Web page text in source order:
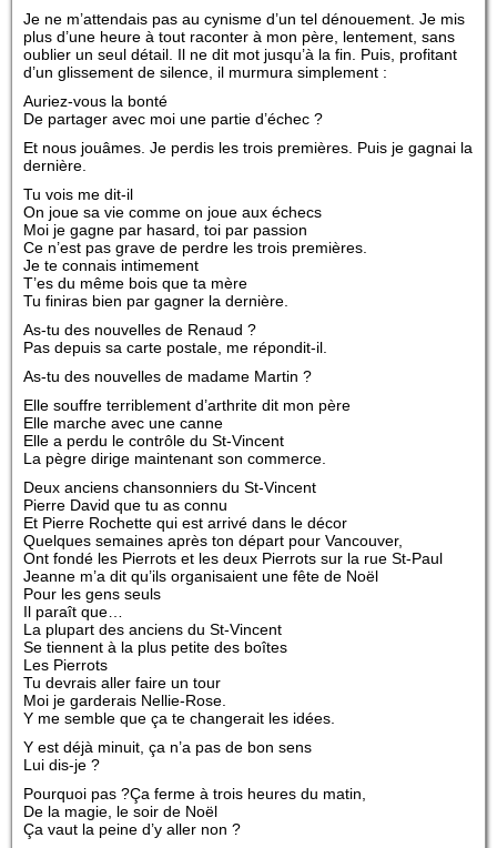
Je ne m’attendais pas au cynisme d’un tel dénouement. Je mis
plus d’une heure à tout raconter à mon père, lentement, sans
oublier un seul détail. Il ne dit mot jusqu’à la fin. Puis, profitant
d’un glissement de silence, il murmura simplement :
Auriez-vous la bonté
De partager avec moi une partie d’échec ?
Et nous jouâmes. Je perdis les trois premières. Puis je gagnai la
dernière.
Tu vois me dit-il
On joue sa vie comme on joue aux échecs
Moi je gagne par hasard, toi par passion
Ce n’est pas grave de perdre les trois premières.
Je te connais intimement
T’es du même bois que ta mère
Tu finiras bien par gagner la dernière.
As-tu des nouvelles de Renaud ?
Pas depuis sa carte postale, me répondit-il.
As-tu des nouvelles de madame Martin ?
Elle souffre terriblement d’arthrite dit mon père
Elle marche avec une canne
Elle a perdu le contrôle du St-Vincent
La pègre dirige maintenant son commerce.
Deux anciens chansonniers du St-Vincent
Pierre David que tu as connu
Et Pierre Rochette qui est arrivé dans le décor
Quelques semaines après ton départ pour Vancouver,
Ont fondé les Pierrots et les deux Pierrots sur la rue St-Paul
Jeanne m’a dit qu’ils organisaient une fête de Noël
Pour les gens seuls
Il paraît que…
La plupart des anciens du St-Vincent
Se tiennent à la plus petite des boîtes
Les Pierrots
Tu devrais aller faire un tour
Moi je garderais Nellie-Rose.
Y me semble que ça te changerait les idées.
Y est déjà minuit, ça n’a pas de bon sens
Lui dis-je ?
Pourquoi pas ?Ça ferme à trois heures du matin,
De la magie, le soir de Noël
Ça vaut la peine d’y aller non ?